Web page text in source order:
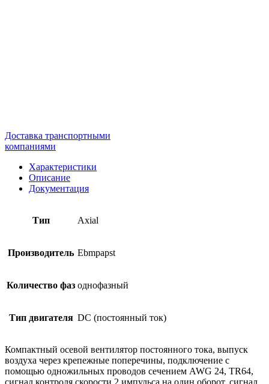
Доставка транспортными
компаниями
Характеристики
Описание
Документация
Тип Axial
Производитель Ebmpapst
Количество фаз однофазный
Тип двигателя DC (постоянный ток)
Компактный осевой вентилятор постоянного тока, выпуск
воздуха через крепежные поперечины, подключение с
помощью одножильных проводов сечением AWG 24, TR64,
сигнал контроля скорости 2 импульса на один оборот, сигнал